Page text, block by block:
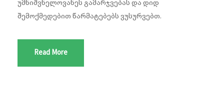
უმნიშვნელოვანეს გამარჯვებას და დიდ
შემოქმედებით წარმატებებს ვუსურვებთ.
Read More